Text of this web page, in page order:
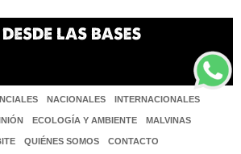
NACIONALES INTERNACIONALES
ECOLOGÍA Y AMBIENTE MALVINAS
QUIÉNES SOMOS CONTACTO